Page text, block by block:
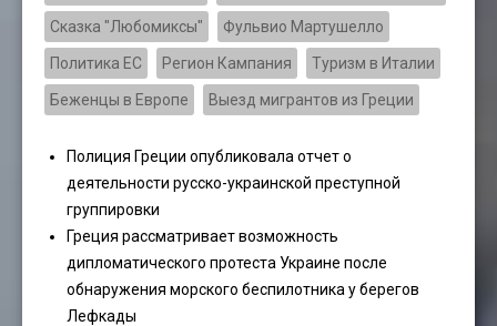
Сказка "Любомиксы" Фульвио Мартушелло
Политика ЕС Регион Кампания Туризм в Италии
Беженцы в Европе Выезд мигрантов из Греции
Полиция Греции опубликовала отчет о
деятельности русско-украинской преступной
группировки
Греция рассматривает возможность
дипломатического протеста Украине после
обнаружения морского беспилотника у берегов
Лефкады